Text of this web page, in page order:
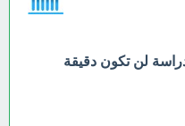
لن تكون دقيقة